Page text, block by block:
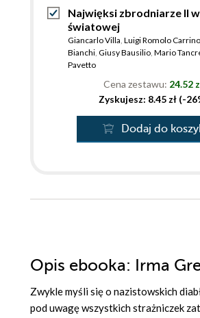
Najwięksi zbrodniarze II
światowej
Giancarlo Villa, Luigi Romolo Carrino
Bianchi, Giusy Bausilio, Mario
Pavetto
Cena zestawu: 24.52
Zyskujesz: 8.45 zł (-
Dodaj do
Opis ebooka: Irma
Zwykle myśli się o nazistowskich
pod uwagę wszystkich strażniczek